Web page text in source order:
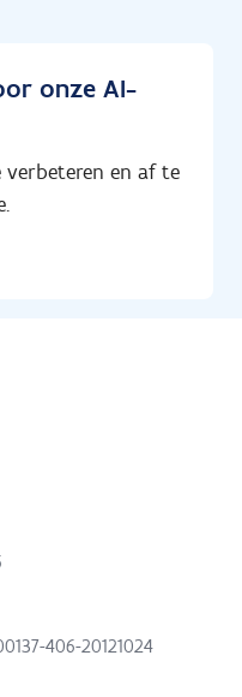
onze AI-
en af te
406-20121024